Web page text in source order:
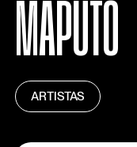
MAPUTO
ARTISTAS